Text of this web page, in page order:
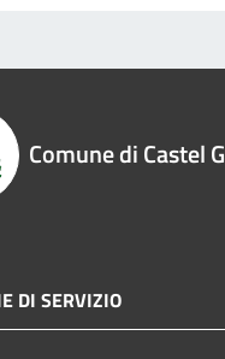
Comune di Castel
DI SERVIZIO